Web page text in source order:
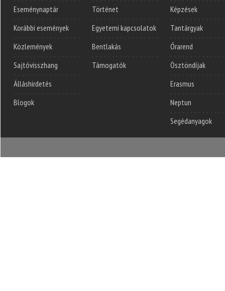
Eseménynaptár
Korábbi események
Közlemények
Sajtóvisszhang
Álláshirdetés
Blogok
Történet
Egyetemi kapcsolatok
Bentlakás
Támogatók
Képzések
Tantárgyak
Órarend
Ösztöndíjak
Erasmus
Neptun
Segédanyagok